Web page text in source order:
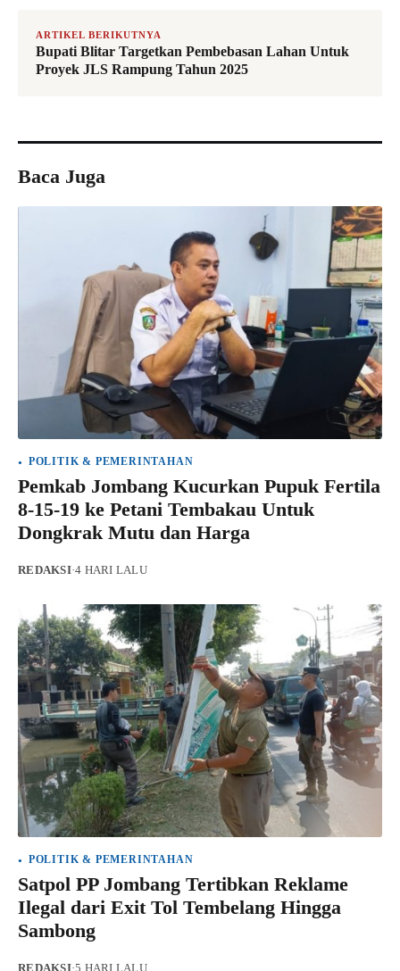
ARTIKEL BERIKUTNYA
Bupati Blitar Targetkan Pembebasan Lahan Untuk
Proyek JLS Rampung Tahun 2025
Baca Juga
POLITIK & PEMERINTAHAN
Pemkab Jombang Kucurkan Pupuk Fertila
8-15-19 ke Petani Tembakau Untuk
Dongkrak Mutu dan Harga
REDAKSI·4 HARI LALU
POLITIK & PEMERINTAHAN
Satpol PP Jombang Tertibkan Reklame
Ilegal dari Exit Tol Tembelang Hingga
Sambong